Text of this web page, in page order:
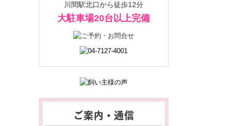
川間駅北口から徒歩12分
大駐車場20台以上完備
ご案内・通信